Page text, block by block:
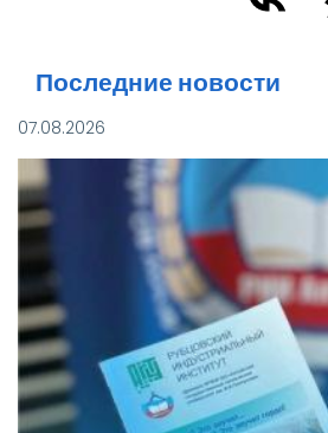
Последние новости
07.08.2026